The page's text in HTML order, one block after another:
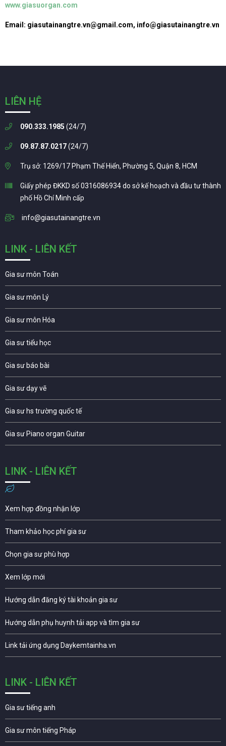
www.giasuorgan.com
Email: giasutainangtre.vn@gmail.com, info@giasutainangtre.vn
LIÊN HỆ
090.333.1985 (24/7)
09.87.87.0217(24/7)
Trụ sở: 1269/17 Phạm Thế Hiển, Phường 5, Quận 8, HCM
Giấy phép ĐKKD số 0316086934 do sở kế hoạch và đầu tư thành
phố Hồ Chí Minh cấp
info@giasutainangtre.vn
LINK - LIÊN KẾT
Gia sư môn Toán
Gia sư môn Lý
Gia sư môn Hóa
Gia sư tiểu học
Gia sư báo bài
Gia sư dạy vẽ
Gia sư hs trường quốc tế
Gia sư Piano organ Guitar
LINK - LIÊN KẾT
Xem hợp đồng nhận lớp
Tham khảo học phí gia sư
Chọn gia sư phù hợp
Xem lớp mới
Hướng dẫn đăng ký tài khoản gia sư
Hướng dẫn phụ huynh tải app và tìm gia sư
Link tải ứng dụng Daykemtainha.vn
LINK - LIÊN KẾT
Gia sư tiếng anh
Gia sư môn tiếng Pháp